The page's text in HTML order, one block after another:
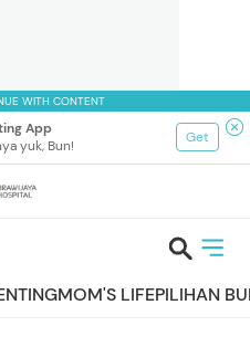
WITH CONTENT
App
yuk, Bun!
Get
MOM'S LIFEPILIHAN